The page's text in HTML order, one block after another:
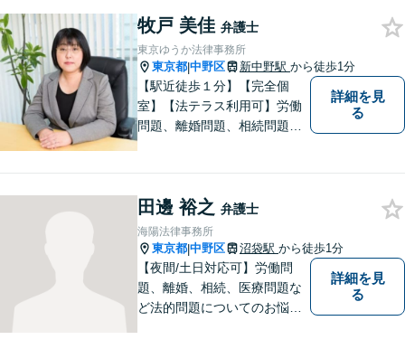
密着型の弁護士です。 おかげ
さまで、都内のみならず全国
からご相談をいただいており
ます。
牧戸 美佳 弁護士
東京ゆうか法律事務所
東京都|中野区 新中野駅 から徒歩1分
【駅近徒歩１分】【完全個
室】【法テラス利用可】労働
問題、離婚問題、相続問題、
話をお伺いいたします。
詳細を見
る
田邊 裕之 弁護士
海陽法律事務所
東京都|中野区 沼袋駅 から徒歩1分
【夜間/土日対応可】労働問
題、離婚、相続、医療問題な
ど法的問題についてのお悩み
詳細を見
る